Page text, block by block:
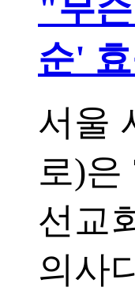
"무
순'
서울
로)은
선교
의사